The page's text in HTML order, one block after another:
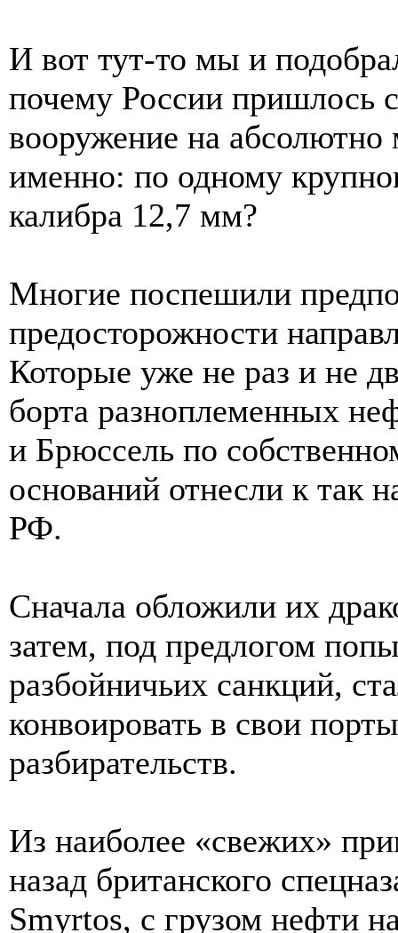
И вот тут-то мы и
почему России пришлось
вооружение на
именно: по одному
калибра 12,7 мм?
Многие поспешили
предосторожности
Которые уже не раз и не
борта разноплеменных
и Брюссель по
оснований отнесли к так
РФ.
Сначала обложили их
затем, под предлогом
разбойничьих санкций,
конвоировать в свои
разбирательств.
Из наиболее «свежих»
назад британского
Smyrtos, с грузом нефти